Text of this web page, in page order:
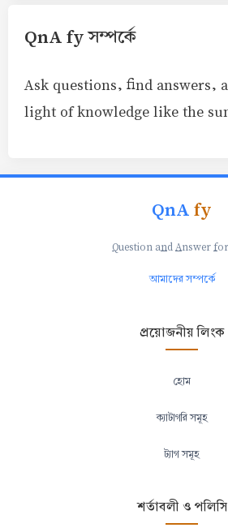
QnA fy সম্পর্কে
Ask questions, find answers,
light of knowledge like the
QnAfy
Question andAnswer for
আমাদের সম্পর্কে
প্রয়োজনীয় লিংক
হোম
ক্যাটাগরি সমূহ
ট্যাগ সমূহ
শর্তাবলী ও পলিসি